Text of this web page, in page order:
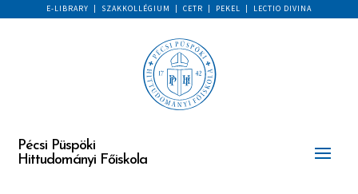
E-LIBRARY | SZAKKOLLÉGIUM | CETR | PEKEL | LECTIO DIVINA
Pécsi Püspöki
Hittudományi Főiskola